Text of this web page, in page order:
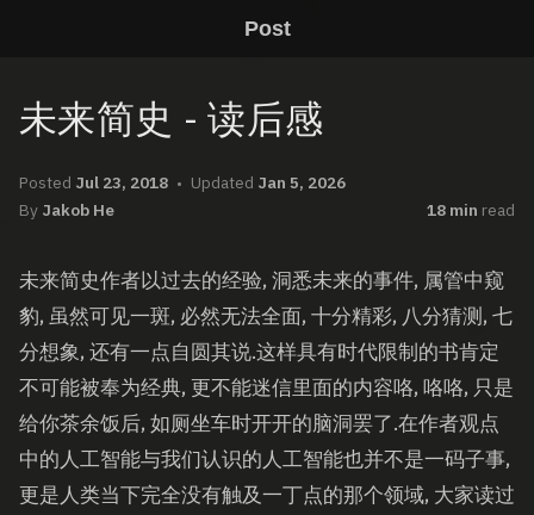
Post
未来简史 - 读后感
Posted Jul 23, 2018 Updated Jan 5, 2026
By Jakob He 18 min read
未来简史作者以过去的经验, 洞悉未来的事件, 属管中窥
豹, 虽然可见一斑, 必然无法全面, 十分精彩, 八分猜测, 七
分想象, 还有一点自圆其说.这样具有时代限制的书肯定
不可能被奉为经典, 更不能迷信里面的内容咯, 咯咯, 只是
给你茶余饭后, 如厕坐车时开开的脑洞罢了.在作者观点
中的人工智能与我们认识的人工智能也并不是一码子事,
更是人类当下完全没有触及一丁点的那个领域, 大家读过